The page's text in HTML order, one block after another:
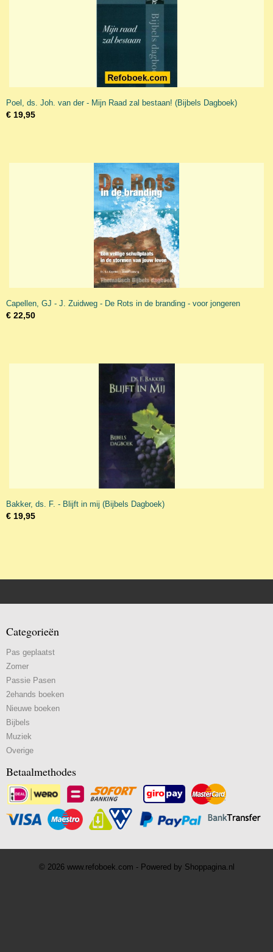
Poel, ds. Joh. van der - Mijn Raad zal bestaan! (Bijbels Dagboek)
€ 19,95
Capellen, GJ - J. Zuidweg - De Rots in de branding - voor jongeren
€ 22,50
Bakker, ds. F. - Blijft in mij (Bijbels Dagboek)
€ 19,95
Categorieën
Pas geplaatst
Zomer
Passie Pasen
2ehands boeken
Nieuwe boeken
Bijbels
Muziek
Overige
Betaalmethodes
© 2026 www.refoboek.com - Powered by Shoppagina.nl